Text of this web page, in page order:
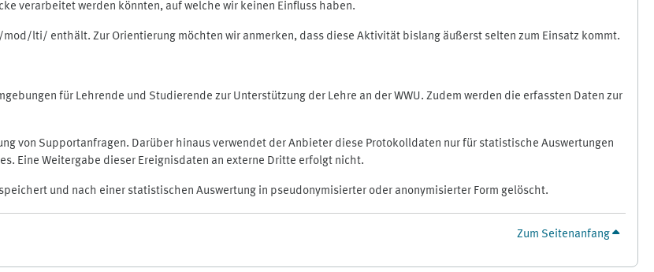
verarbeitet werden könnten, auf welche wir keinen Einfluss haben.
lti/ enthält. Zur Orientierung möchten wir anmerken, dass diese Aktivität bislang äußerst selten zum Einsatz kommt.
für Lehrende und Studierende zur Unterstützung der Lehre an der WWU. Zudem werden die erfassten Daten zur
von Supportanfragen. Darüber hinaus verwendet der Anbieter diese Protokolldaten nur für statistische Auswertungen
Eine Weitergabe dieser Ereignisdaten an externe Dritte erfolgt nicht.
und nach einer statistischen Auswertung in pseudonymisierter oder anonymisierter Form gelöscht.
Zum Seitenanfang